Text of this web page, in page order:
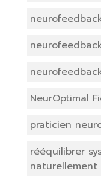
NeurOptimal
praticien
rééquilibrer
naturellement